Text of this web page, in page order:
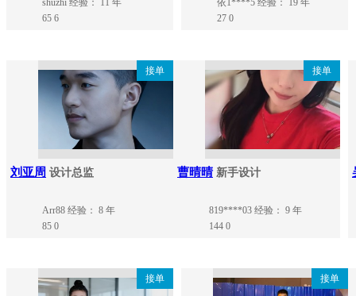
shuzhi 经验： 11 年
65 6
依1****5 经验： 19 年
27 0
接单
刘亚周 设计总监
Arr88 经验： 8 年
85 0
接单
曹晴晴 新手设计
819****03 经验： 9 年
144 0
接单 接单